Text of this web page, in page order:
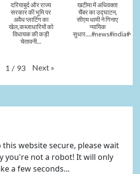
दरियाबुर्द और राज्य
सरकार की भूमि पर
अवैध प्लाटिंग का
खेल,कब्जाधारियों को
विधायक की कड़ी
चेतावनी...
खटीमा में अधिवक्ता
चैंबर का उद्घाटन,
सीएम धामी ने गिनाए
न्यायिक
1 / 93 Next »